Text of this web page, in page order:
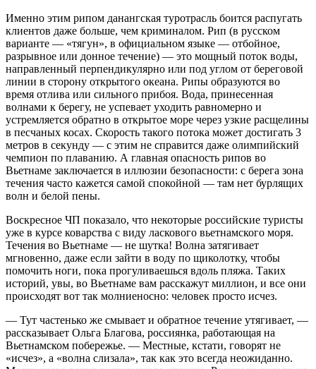
Именно этим рипом данангская туротрасль боится распугать
клиентов даже больше, чем криминалом. Рип (в русском
варианте — «тягун», в официальном языке — отбойное,
разрывное или донное течение) — это мощный поток воды,
направленный перпендикулярно или под углом от береговой
линии в сторону открытого океана. Рипы образуются во
время отлива или сильного прибоя. Вода, принесенная
волнами к берегу, не успевает уходить равномерно и
устремляется обратно в открытое море через узкие расщелины
в песчаных косах. Скорость такого потока может достигать 3
метров в секунду — с этим не справится даже олимпийский
чемпион по плаванию. А главная опасность рипов во
Вьетнаме заключается в иллюзии безопасности: с берега зона
течения часто кажется самой спокойной — там нет бурлящих
волн и белой пены.
Воскресное ЧП показало, что некоторые российские туристы
уже в курсе коварства с виду ласкового вьетнамского моря.
Течения во Вьетнаме — не шутка! Волна затягивает
мгновенно, даже если зайти в воду по щиколотку, чтобы
помочить ноги, пока прогуливаешься вдоль пляжа. Таких
историй, увы, во Вьетнаме вам расскажут миллион, и все они
происходят вот так молниеносно: человек просто исчез.
— Тут частенько же смывает и обратное течение утягивает, —
рассказывает Ольга Благова, россиянка, работающая на
Вьетнамском побережье. — Местные, кстати, говорят не
«исчез», а «волна слизала», так как это всегда неожиданно.